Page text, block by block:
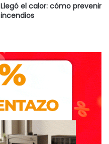
Llegó el calor: cómo prevenir
incendios